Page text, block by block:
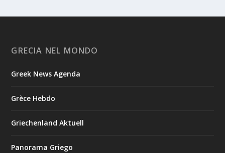
GRECIA NEL MONDO
Greek News Agenda
Grèce Hebdo
Griechenland Aktuell
Panorama Griego